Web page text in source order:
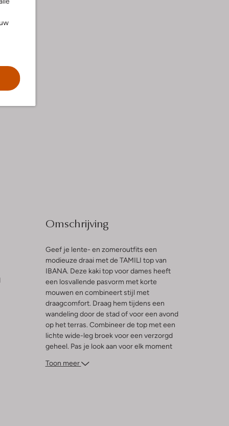
Omschrijving
Geef je lente- en zomeroutfits een
modieuze draai met de TAMILI top van
IBANA. Deze kaki top voor dames heeft
een losvallende pasvorm met korte
mouwen en combineert stijl met
draagcomfort. Draag hem tijdens een
wandeling door de stad of voor een avond
op het terras. Combineer de top met een
lichte wide-leg broek voor een verzorgd
geheel. Pas je look aan voor elk moment
elastiek. Maak je zomergarderobe
Toon meer